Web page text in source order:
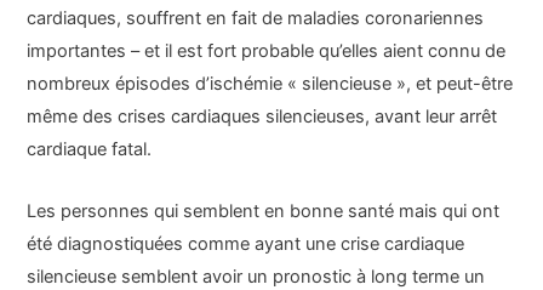
cardiaques, souffrent en fait de maladies coronariennes
importantes – et il est fort probable qu’elles aient connu de
nombreux épisodes d’ischémie « silencieuse », et peut-être
même des crises cardiaques silencieuses, avant leur arrêt
cardiaque fatal.
Les personnes qui semblent en bonne santé mais qui ont
été diagnostiquées comme ayant une crise cardiaque
silencieuse semblent avoir un pronostic à long terme un